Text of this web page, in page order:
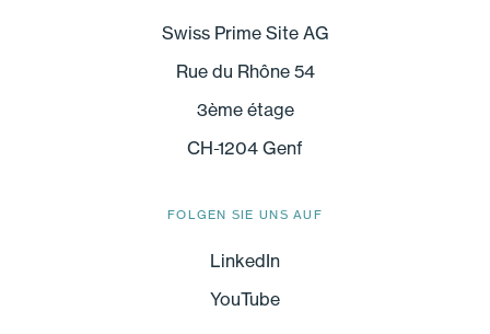
Swiss Prime Site AG
Rue du Rhône 54
3ème étage
CH-1204 Genf
FOLGEN SIE UNS AUF
LinkedIn
YouTube